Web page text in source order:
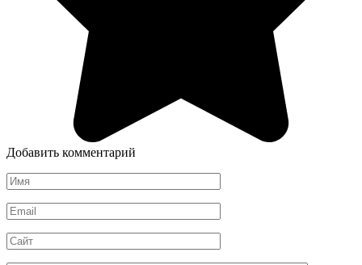
Добавить комментарий
Имя
*
Email
*
Сайт